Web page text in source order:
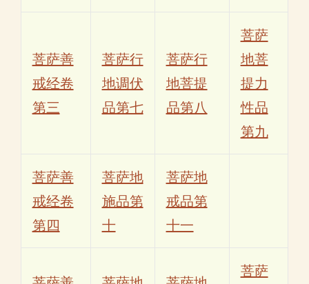
菩萨善
戒经卷
第三
菩萨行
地调伏
品第七
菩萨行
地菩提
品第八
菩萨
地菩
提力
性品
第九
菩萨善
戒经卷
第四
菩萨地
施品第
十
菩萨地
戒品第
十一
菩萨